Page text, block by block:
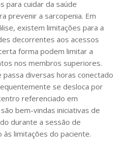
para cuidar da saúde
prevenir a sarcopenia. Em
existem limitações para a
decorrentes aos acessos
forma podem limitar a
nos membros superiores.
passa diversas horas conectado
se desloca por
referenciado em
bem-vindas iniciativas de
durante a sessão de
às limitações do paciente.